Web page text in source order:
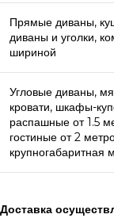
Прямые диваны,
диваны и уголки,
шириной
Угловые диваны,
кровати, шкафы-
распашные от 1.5
гостиные от 2
крупногабаритная
Доставка